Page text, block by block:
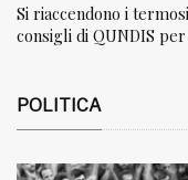
Si riaccendono i
consigli di QUNDIS
POLITICA